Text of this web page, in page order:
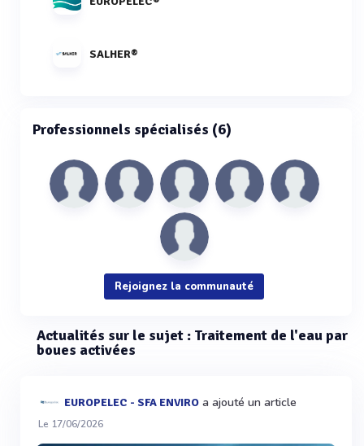
SALHER®
Professionnels spécialisés (6)
Rejoignez la communauté
Actualités sur le sujet : Traitement de l'eau par
boues activées
EUROPELEC - SFA ENVIRO a ajouté un article
Le 17/06/2026